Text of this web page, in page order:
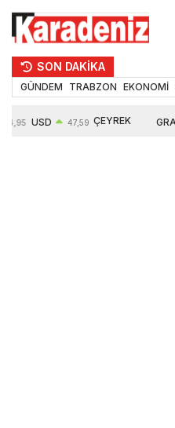
SON DAKİKA
GÜNDEM TRABZON EKONOMİ
54,95 USD 47,59 ÇEYREK